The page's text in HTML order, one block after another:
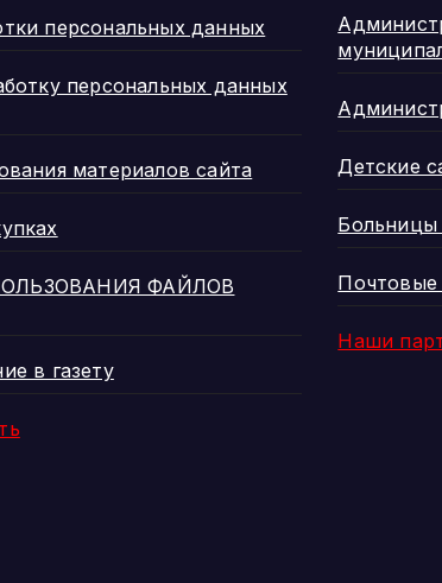
персональных данных
персональных данных
материалов сайта
ФАЙЛОВ
в газету
Детские
Почтовые
Наши